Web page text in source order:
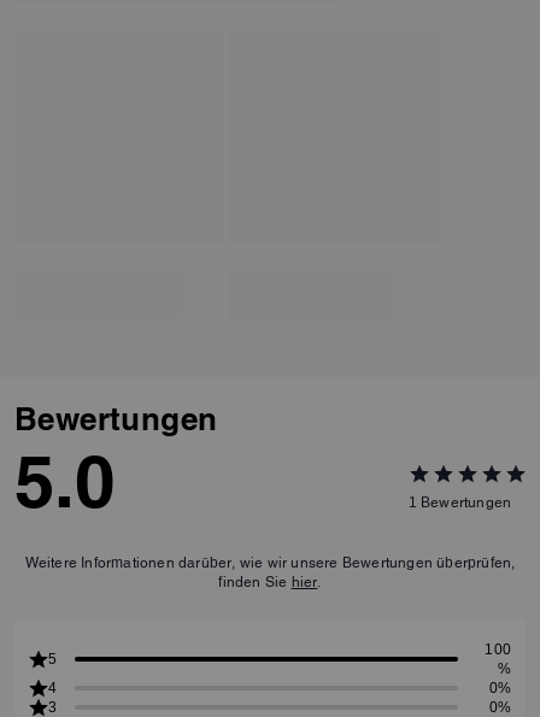
Bewertungen
5.0 1 Bewertungen
Weitere Informationen darüber, wie wir unsere Bewertungen überprüfen,
finden Sie hier.
5
100
%
4
0%
3
0%